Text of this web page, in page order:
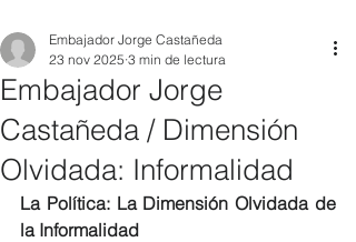
Embajador Jorge
Castañeda / Dimensión
Olvidada: Informalidad
Embajador Jorge Castañeda
23 nov 2025 3 min de lectura
La Política: La Dimensión Olvidada de
la Informalidad